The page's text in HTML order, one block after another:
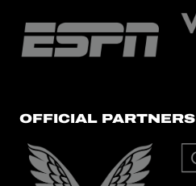
OFFICIAL PARTNERS